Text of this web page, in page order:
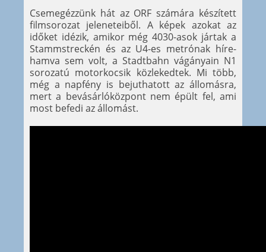
Csemegézzünk hát az ORF számára készített
filmsorozat jeleneteiből. A képek azokat az
időket idézik, amikor még 4030-asok jártak a
Stammstreckén és az U4-es metrónak híre-
hamva sem volt, a Stadtbahn vágányain N1
sorozatú motorkocsik közlekedtek. Mi több,
még a napfény is bejuthatott az állomásra,
mert a bevásárlóközpont nem épült fel, ami
most befedi az állomást.